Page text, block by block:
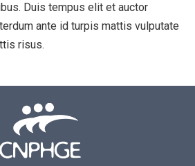
Duis tempus elit et auctor
ante id turpis mattis vulputate
risus.